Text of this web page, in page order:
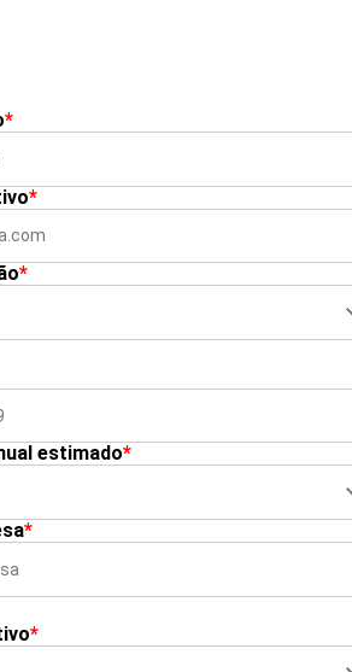
*
*
*
estimado*
*
*